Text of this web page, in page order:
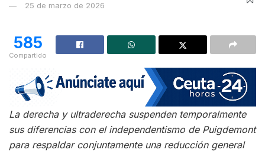
25 de marzo de 2026
585
Compartido
La derecha y ultraderecha suspenden temporalmente
sus diferencias con el independentismo de Puigdemont
para respaldar conjuntamente una reducción general